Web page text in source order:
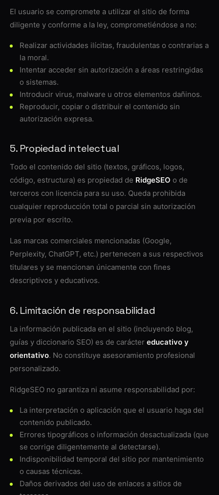
El usuario se compromete a utilizar el sitio de forma
diligente y conforme a la ley, comprometiéndose a no:
Realizar actividades ilícitas, fraudulentas o contrarias a
la moral.
Intentar acceder sin autorización a áreas restringidas
o sistemas.
Introducir virus, malware u otros elementos dañinos.
Reproducir, copiar o distribuir el contenido sin
autorización expresa.
5. Propiedad intelectual
Todo el contenido del sitio (textos, gráficos, logos,
código, estructura) es propiedad de RidgeSEO o de
terceros con licencia para su uso. Queda prohibida
cualquier reproducción total o parcial sin autorización
previa por escrito.
Las marcas comerciales mencionadas (Google,
Perplexity, ChatGPT, etc.) pertenecen a sus respectivos
titulares y se mencionan únicamente con fines
descriptivos y educativos.
6. Limitación de responsabilidad
La información publicada en el sitio (incluyendo blog,
guías y diccionario SEO) es de carácter educativo y
orientativo. No constituye asesoramiento profesional
personalizado.
RidgeSEO no garantiza ni asume responsabilidad por:
La interpretación o aplicación que el usuario haga del
contenido publicado.
Errores tipográficos o información desactualizada (que
se corrige diligentemente al detectarse).
Indisponibilidad temporal del sitio por mantenimiento
o causas técnicas.
Daños derivados del uso de enlaces a sitios de